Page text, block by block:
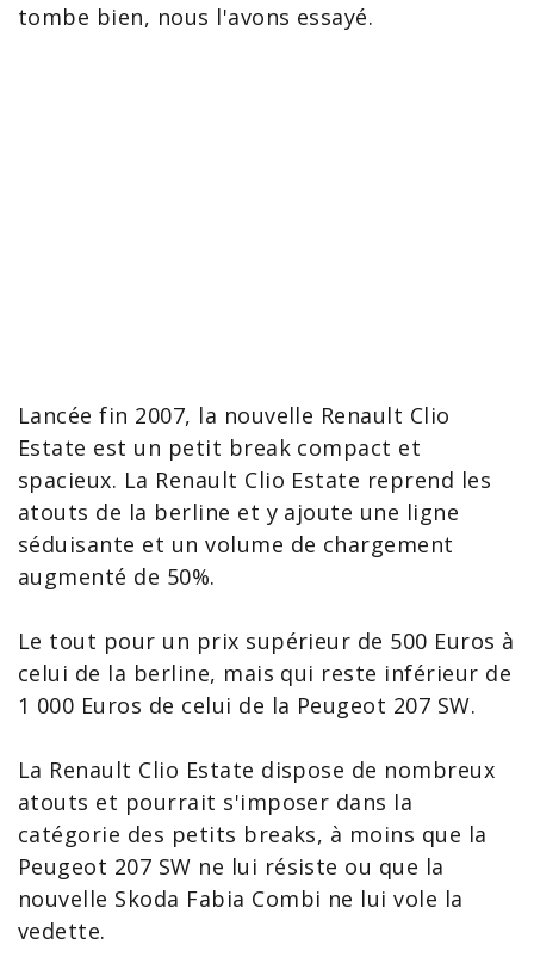
tombe bien, nous l'avons essayé.
Lancée fin 2007, la nouvelle Renault Clio
Estate est un petit break compact et
spacieux. La Renault Clio Estate reprend les
atouts de la berline et y ajoute une ligne
séduisante et un volume de chargement
augmenté de 50%.
Le tout pour un prix supérieur de 500 Euros à
celui de la berline, mais qui reste inférieur de
1 000 Euros de celui de la Peugeot 207 SW.
La Renault Clio Estate dispose de nombreux
atouts et pourrait s'imposer dans la
catégorie des petits breaks, à moins que la
Peugeot 207 SW ne lui résiste ou que la
nouvelle Skoda Fabia Combi ne lui vole la
vedette.